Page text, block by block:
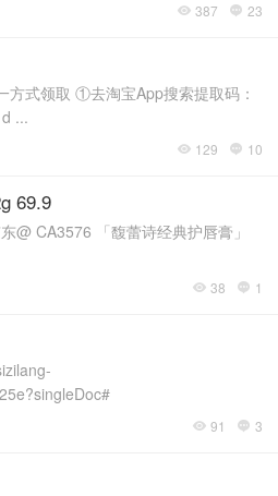
 387  23
方式领取 ①去淘宝App搜索提取码：
...
 129  10
69.9
@ CA3576 「馥蕾诗经典护唇膏」
 38  1
 91  3